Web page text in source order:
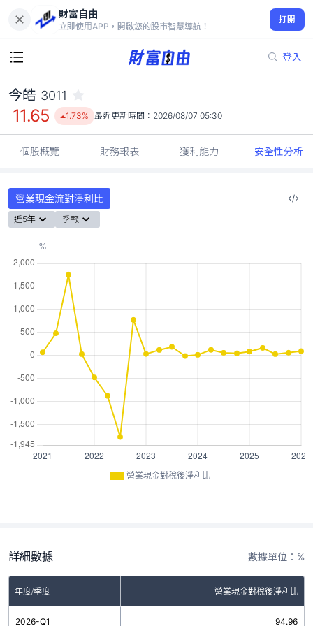
財富自由
立即使用APP，開啟您的股市智慧導航！
打開
登入
11.65
1.73%
今皓 3011
11.65 1.73% 最近更新時間： 2026/08/07 05:30
個股概覽 財務報表 獲利能力 安全性分析
營業現金流對淨利比
近5年 季報
營業現金對稅後淨利比
詳細數據 數據單位：%
年度/季度 營業現金對稅後淨利比
2026-Q1 94.96